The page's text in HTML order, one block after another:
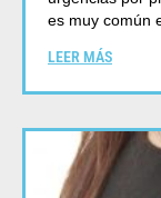
es muy común
LEER MÁS